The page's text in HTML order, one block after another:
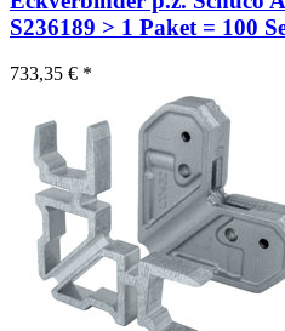
S236189 > 1 Paket = 100
733,35 € *